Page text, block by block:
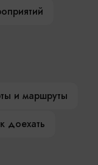
и маршруты
доехать